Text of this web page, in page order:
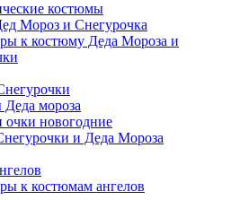
костюмы
Мороз и Снегурочка
к костюму Деда Мороза и
мороза
новогодние
и Деда Мороза
к костюмам ангелов